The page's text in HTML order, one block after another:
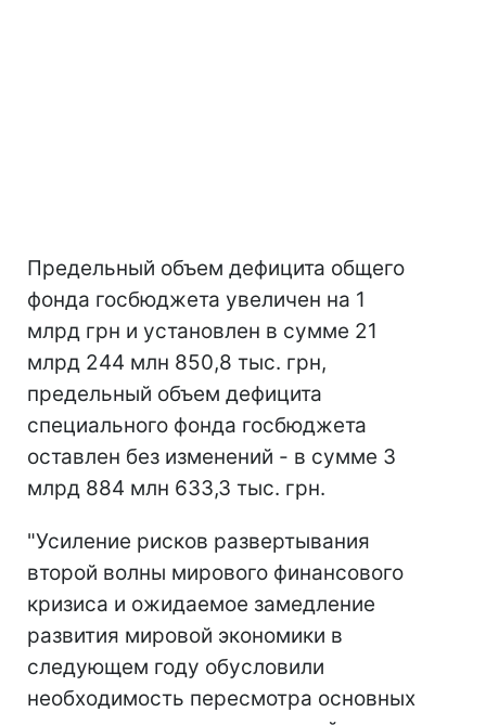
Предельный объем дефицита общего
фонда госбюджета увеличен на 1
млрд грн и установлен в сумме 21
млрд 244 млн 850,8 тыс. грн,
предельный объем дефицита
специального фонда госбюджета
оставлен без изменений - в сумме 3
млрд 884 млн 633,3 тыс. грн.
"Усиление рисков развертывания
второй волны мирового финансового
кризиса и ожидаемое замедление
развития мировой экономики в
следующем году обусловили
необходимость пересмотра основных